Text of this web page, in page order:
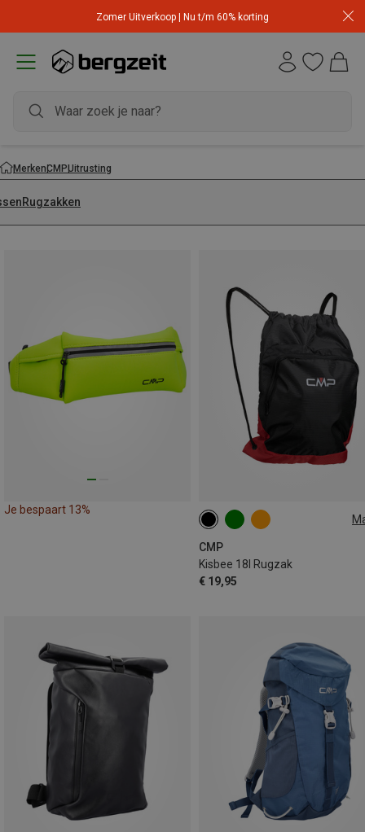
Zomer Uitverkoop | Nu t/m 60% korting
MerkenCMPUitrusting
Rugzakken
Je bespaart 13%
CMP
Kisbee 18l Rugzak
€ 19,95
18L